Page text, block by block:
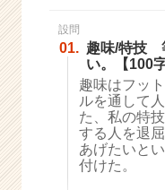
ト
が
届
く
就
活
サ
設問
01. 趣味/特技
い。【100
趣味はフッ
ルを通して
た、私の特
する人を退
あげたいと
付けた。